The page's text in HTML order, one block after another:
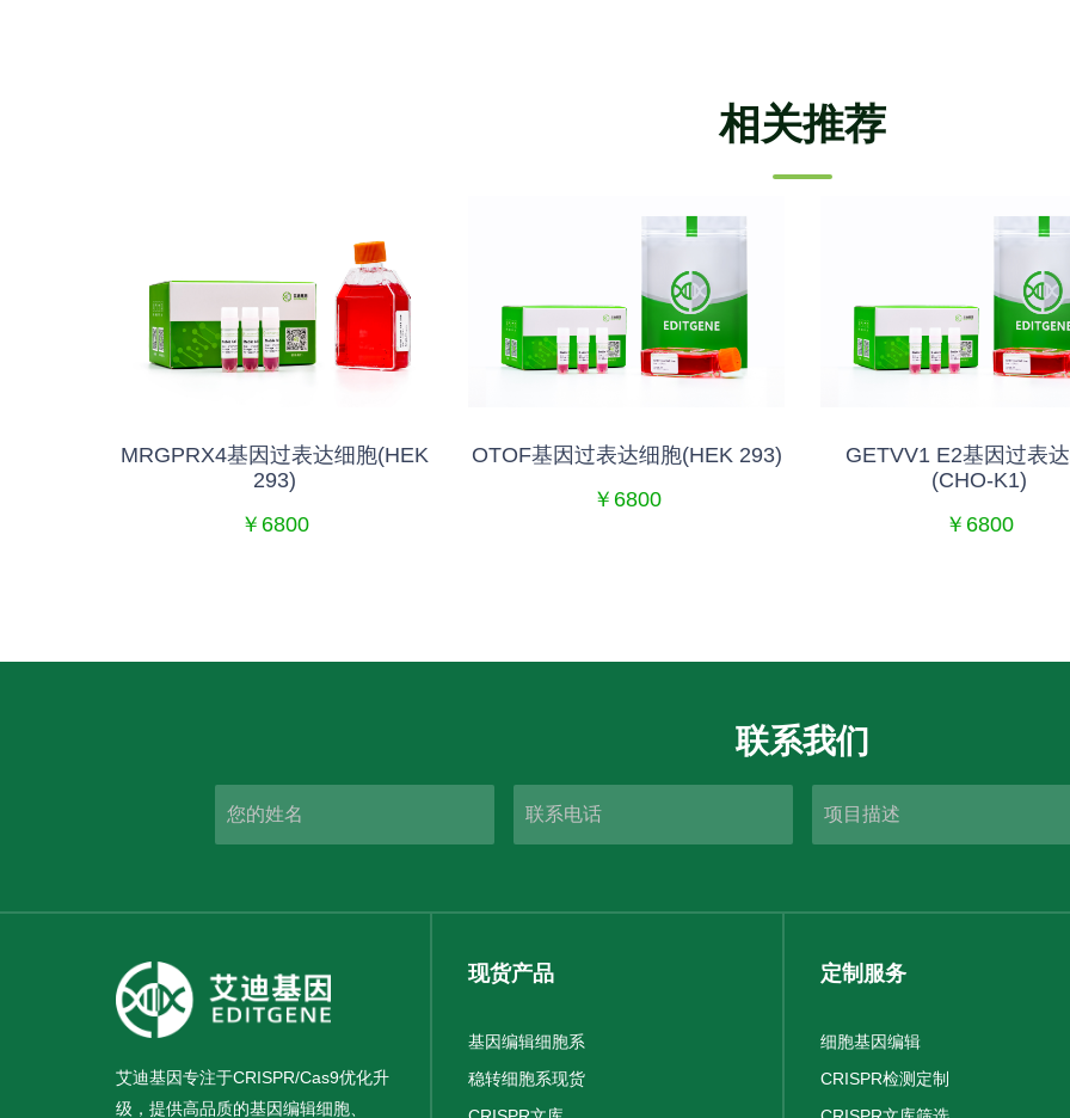
相关推荐
MRGPRX4基因过表达细胞(HEK
293)
￥6800
OTOF基因过表达细胞(HEK 293)
￥6800
GETVV1 E2基因过表
(CHO-K1)
￥6800
联系我们
艾迪基因专注于CRISPR/Cas9优化升
级，提供高品质的基因编辑细胞、
现货产品
基因编辑细胞系
稳转细胞系现货
定制服务
细胞基因编辑
CRISPR检测定制